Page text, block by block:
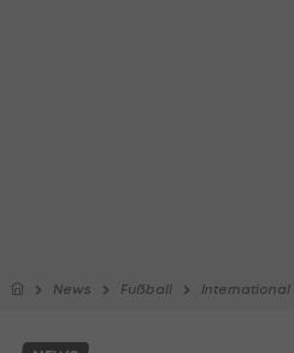
News Fußball International